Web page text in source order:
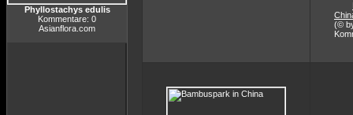
Phyllostachys edulis
Kommentare: 0
Asianflora.com
(©